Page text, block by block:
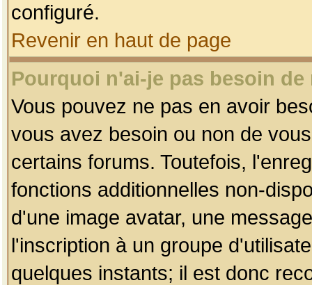
configuré.
Revenir en haut de page
Pourquoi n'ai-je pas besoin
Vous pouvez ne pas en avoir
vous avez besoin ou non de
certains forums. Toutefois,
fonctions additionnelles non-
d'une image avatar, une
l'inscription à un groupe
quelques instants; il est donc